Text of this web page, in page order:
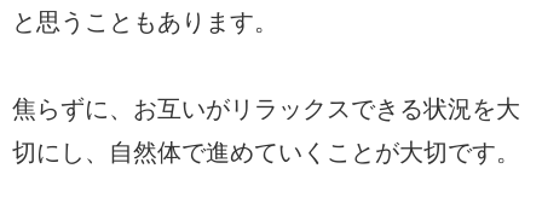
と思うこともあります。
焦らずに、お互いがリラックスできる状況を大
切にし、自然体で進めていくことが大切です。